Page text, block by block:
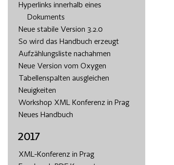
Hyperlinks innerhalb eines
Dokuments
Neue stabile Version 3.2.0
So wird das Handbuch erzeugt
Aufzählungsliste nachahmen
Neue Version vom Oxygen
Tabellenspalten ausgleichen
Neuigkeiten
Workshop XML Konferenz in Prag
Neues Handbuch
2017
XML-Konferenz in Prag